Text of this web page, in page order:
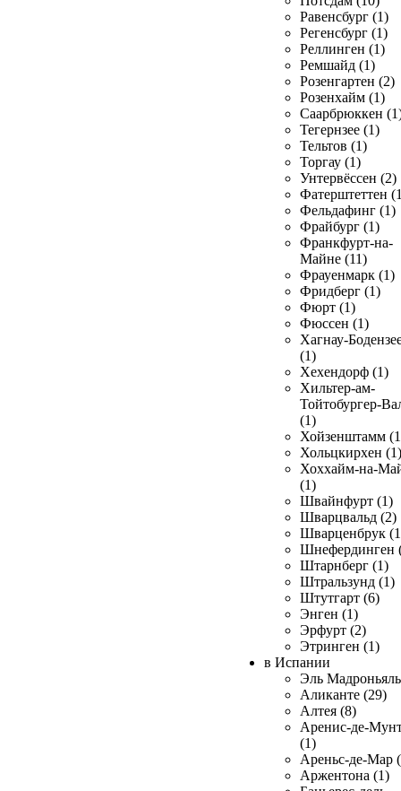
Равенсбург (1)
Регенсбург (1)
Реллинген (1)
Ремшайд (1)
Розенгартен (2)
Розенхайм (1)
Саарбрюккен
Тегернзее (1)
Тельтов (1)
Торгау (1)
Унтервёссен (2)
Фатерштеттен
Фельдафинг (1)
Фрайбург (1)
Франкфурт-на-
Майне (11)
Фрауенмарк (1)
Фридберг (1)
Фюрт (1)
Фюссен (1)
Хагнау-
(1)
Хехендорф (1)
Хильтер-ам-
Тойтобургер-
(1)
Хойзенштамм
Хольцкирхен (1)
Хоххайм-на-
(1)
Швайнфурт (1)
Шварцвальд (2)
Шварценбрук
Шнефердинген
Штарнберг (1)
Штральзунд (1)
Штутгарт (6)
Энген (1)
Эрфурт (2)
Этринген (1)
в Испании
Эль
Аликанте (29)
Алтея (8)
Аренис-де-
(1)
Ареньс-де-Мар
Аржентона (1)